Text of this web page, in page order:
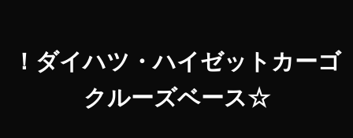
！ダイハツ・ハイゼットカーゴ
クルーズベース☆